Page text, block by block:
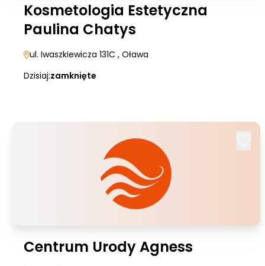
Kosmetologia Estetyczna
Paulina Chatys
ul. Iwaszkiewicza 131C , Oława
Dzisiaj:zamknięte
Centrum Urody Agness